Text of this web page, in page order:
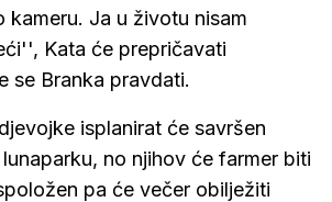
kameru. Ja u životu nisam
Kata će prepričavati
se Branka pravdati.
isplanirat će savršen
no njihov će farmer biti
pa će večer obilježiti